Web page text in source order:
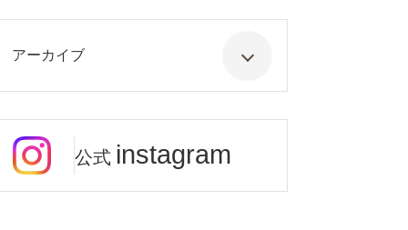
アーカイブ
公式 instagram